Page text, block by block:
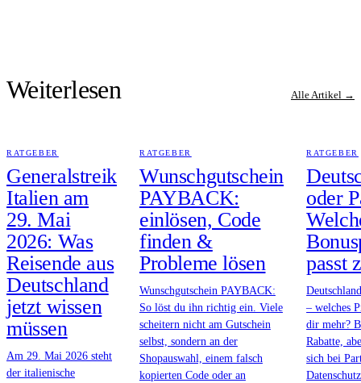
Weiterlesen Alle Artikel →
RATGEBER
Generalstreik
Italien am
29. Mai
2026: Was
Reisende aus
Deutschland
jetzt wissen
müssen
Am 29. Mai 2026 steht
der italienische
RATGEBER
Wunschgutschein
PAYBACK:
einlösen, Code
finden &
Probleme lösen
Wunschgutschein PAYBACK:
So löst du ihn richtig ein. Viele
scheitern nicht am Gutschein
selbst, sondern an der
Shopauswahl, einem falsch
kopierten Code oder an
RATGEBER
oder
passt
– welches
dir mehr?
Rabatte,
sich bei